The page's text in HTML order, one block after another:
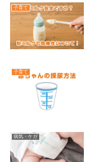
子育て
子育て
病気・ケガ